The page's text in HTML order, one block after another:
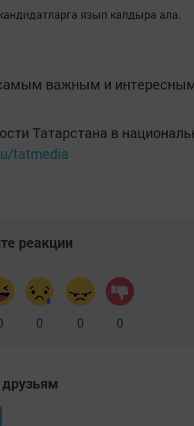
язып калдыра ала.
важным и
Татарстана в
tatmedia
реакции
0 0 0